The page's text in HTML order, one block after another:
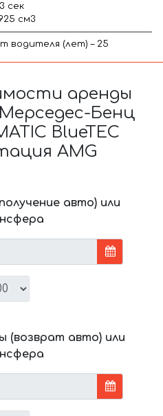
сек
см3
водителя (лет) – 25
аренды
Бенц
BlueTEC
AMG
авто) или
(возврат авто) или